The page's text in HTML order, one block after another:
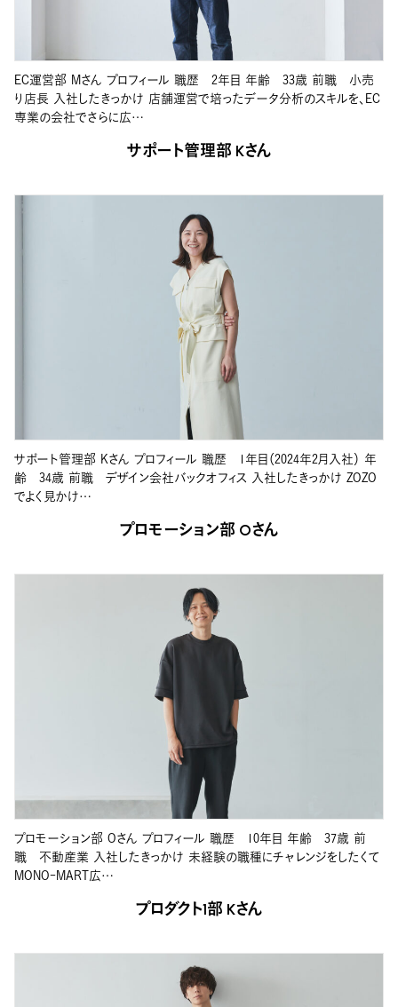
EC運営部 Mさん プロフィール 職歴 2年目 年齢 33歳 前職 小売
り店長 入社したきっかけ 店舗運営で培ったデータ分析のスキルを、EC
専業の会社でさらに広…
サポート管理部 Kさん
サポート管理部 Kさん プロフィール 職歴 1年目（2024年2月入社） 年
齢 34歳 前職 デザイン会社バックオフィス 入社したきっかけ ZOZO
でよく見かけ…
プロモーション部 Oさん
プロモーション部 Oさん プロフィール 職歴 10年目 年齢 37歳 前
職 不動産業 入社したきっかけ 未経験の職種にチャレンジをしたくて
MONO-MART広…
プロダクト1部 Kさん